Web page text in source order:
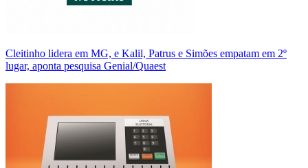
Cleitinho lidera em MG, e Kalil, Patrus e Simões empatam em 2º
lugar, aponta pesquisa Genial/Quaest